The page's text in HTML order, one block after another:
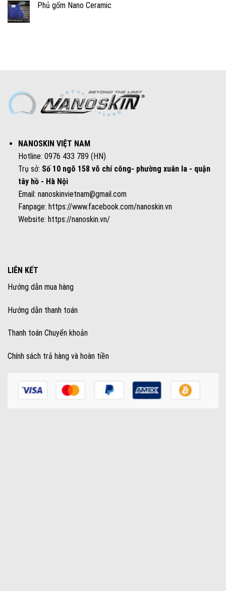
Phủ gốm Nano Ceramic
NANOSKIN VIỆT NAM
Hotline: 0976 433 789 (HN)
Trụ sở: Số 10 ngõ 158 võ chí công- phường xuân la - quận
tây hồ - Hà Nội
Email: nanoskinvietnam@gmail.com
Fanpage: https://www.facebook.com/nanoskin.vn
Website: https://nanoskin.vn/
LIÊN KẾT
Hướng dẫn mua hàng
Hướng dẫn thanh toán
Thanh toán Chuyển khoản
Chính sách trả hàng và hoàn tiền